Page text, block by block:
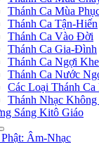
Thánh Ca Mùa
Thánh Ca Tận-Hiến
Thánh Ca Vào Đời
Thánh Ca Gia-Đình
Thánh Ca Ngợi
Thánh Ca Nước
Các Loại Thánh Ca
Thánh Nhạc
Sáng Kitô Giáo
Âm-Nhạc